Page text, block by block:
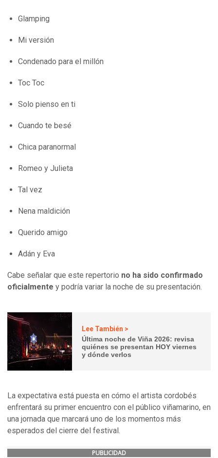
Glamping
Mi versión
Condenado para el millón
Toc Toc
Solo pienso en ti
Cuando te besé
Chica paranormal
Romeo y Julieta
Tal vez
Nena maldición
Querido amigo
Adán y Eva
Cabe señalar que este repertorio no ha sido confirmado
oficialmente y podría variar la noche de su presentación.
Lee También >
Última noche de Viña 2026: revisa
quiénes se presentan HOY viernes
y dónde verlos
La expectativa está puesta en cómo el artista cordobés
enfrentará su primer encuentro con el público viñamarino, en
una jornada que marcará uno de los momentos más
esperados del cierre del festival.
PUBLICIDAD